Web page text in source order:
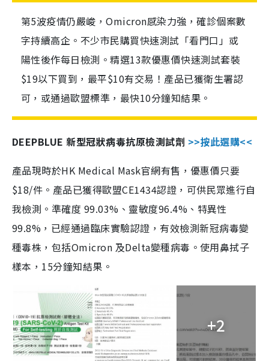
第5波疫情仍嚴峻，Omicron感染力強，確診個案數
字持續高企。不少市民購買快速測試「看門口」或
陽性後作每日檢測。精選13款優惠價快速測試套裝
$19以下買到，最平$10有交易！產品已獲衛生署認
可，或通過歐盟標準，最快10分鐘知結果。
DEEPBLUE 新型冠狀病毒抗原檢測試劑 >>按此選購<<
產品現時於HK Medical Mask官網有售，優惠價只要
$18/件。產品已獲得歐盟CE1434認證，可供民眾進行自
我檢測。準確度 99.03%、靈敏度96.4%、特異性
99.8%，已經通過臨床實驗認證，有效檢測新冠病毒變
種毒株，包括Omicron 及Delta變種病毒。使用鼻拭子
樣本，15分鐘知結果。
+2